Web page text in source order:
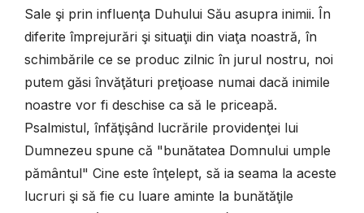
Sale şi prin influenţa Duhului Său asupra inimii. În
diferite împrejurări şi situaţii din viaţa noastră, în
schimbările ce se produc zilnic în jurul nostru, noi
putem găsi învăţături preţioase numai dacă inimile
noastre vor fi deschise ca să le priceapă.
Psalmistul, înfăţişând lucrările providenţei lui
Dumnezeu spune că "bunătatea Domnului umple
pământul" Cine este înţelept, să ia seama la aceste
lucruri şi să fie cu luare aminte la bunătăţile